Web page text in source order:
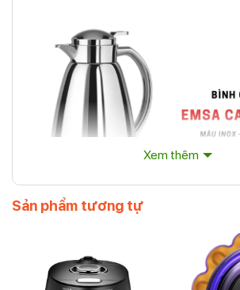
Bình giữ nhiệt Emsa CAMPO Isolierkanne
Chrom 1,0 L màu inox chuẩn nội địa Đức
Review tính năng bình giữ
Emsa Campo Quick dung tích
Xem thêm
Sản phẩm tương tự